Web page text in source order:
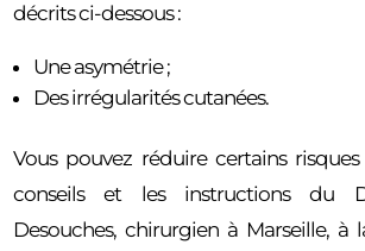
décrits ci-dessous :
Une asymétrie ;
Des irrégularités cutanées.
Vous pouvez réduire certains
conseils et les instructions du
Desouches, chirurgien à Marseille, à